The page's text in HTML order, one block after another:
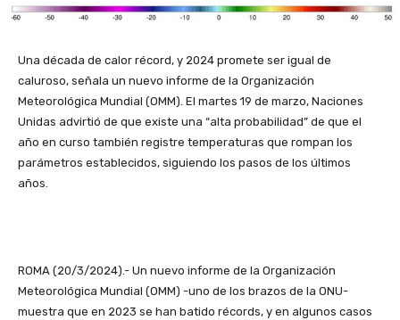
Una década de calor récord, y 2024 promete ser igual de
caluroso, señala un nuevo informe de la Organización
Meteorológica Mundial (OMM). El martes 19 de marzo, Naciones
Unidas advirtió de que existe una “alta probabilidad” de que el
año en curso también registre temperaturas que rompan los
parámetros establecidos, siguiendo los pasos de los últimos
años.
ROMA (20/3/2024).- Un nuevo informe de la Organización
Meteorológica Mundial (OMM) -uno de los brazos de la ONU-
muestra que en 2023 se han batido récords, y en algunos casos